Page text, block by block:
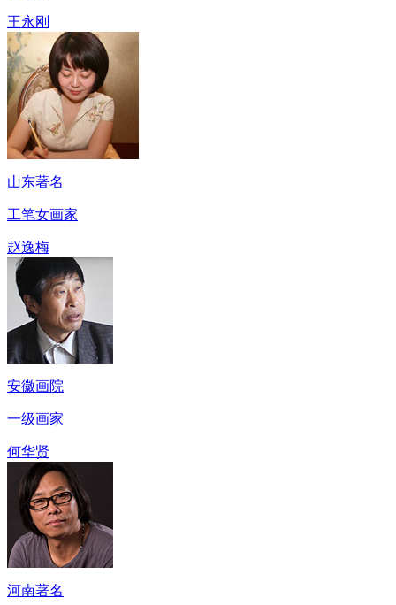
王永刚
山东著名
工笔女画家
赵逸梅
安徽画院
一级画家
何华贤
河南著名